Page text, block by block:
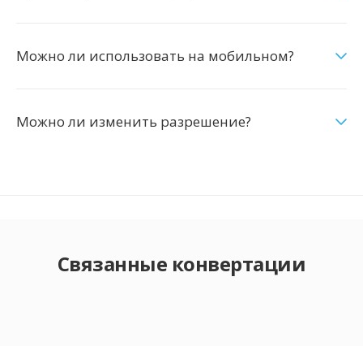
Можно ли использовать на мобильном?
Можно ли изменить разрешение?
Связанные конвертации